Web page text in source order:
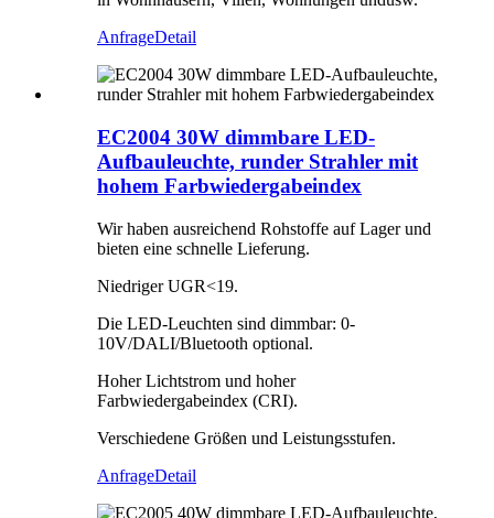
AnfrageDetail
EC2004 30W dimmbare LED-
Aufbauleuchte, runder Strahler mit
hohem Farbwiedergabeindex
Wir haben ausreichend Rohstoffe auf Lager und
bieten eine schnelle Lieferung.
Niedriger UGR<19.
Die LED-Leuchten sind dimmbar: 0-
10V/DALI/Bluetooth optional.
Hoher Lichtstrom und hoher
Farbwiedergabeindex (CRI).
Verschiedene Größen und Leistungsstufen.
AnfrageDetail